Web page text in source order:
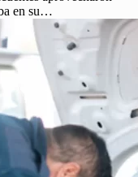
en su…